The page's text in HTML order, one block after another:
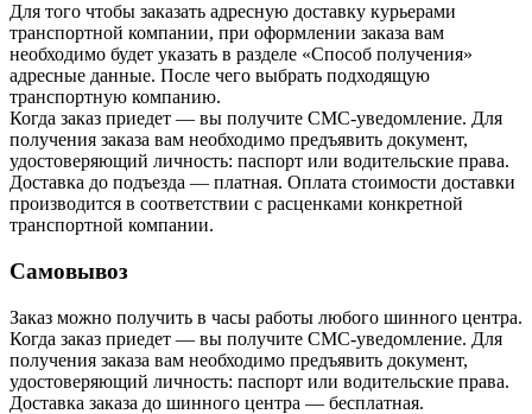
Для того чтобы заказать адресную доставку курьерами
транспортной компании, при оформлении заказа вам
необходимо будет указать в разделе «Способ получения»
адресные данные. После чего выбрать подходящую
транспортную компанию.
Когда заказ приедет — вы получите СМС-уведомление. Для
получения заказа вам необходимо предъявить документ,
удостоверяющий личность: паспорт или водительские права.
Доставка до подъезда — платная. Оплата стоимости доставки
производится в соответствии с расценками конкретной
транспортной компании.
Самовывоз
Заказ можно получить в часы работы любого шинного центра.
Когда заказ приедет — вы получите СМС-уведомление. Для
получения заказа вам необходимо предъявить документ,
удостоверяющий личность: паспорт или водительские права.
Доставка заказа до шинного центра — бесплатная.